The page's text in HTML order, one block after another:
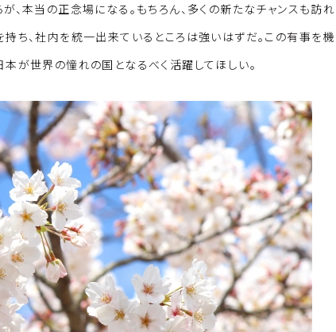
、本当の正念場になる。もちろん、多くの新たなチャンスも訪れ
ち、社内を統一出来ているところは強いはずだ。この有事を機
が世界の憧れの国となるべく活躍してほしい。